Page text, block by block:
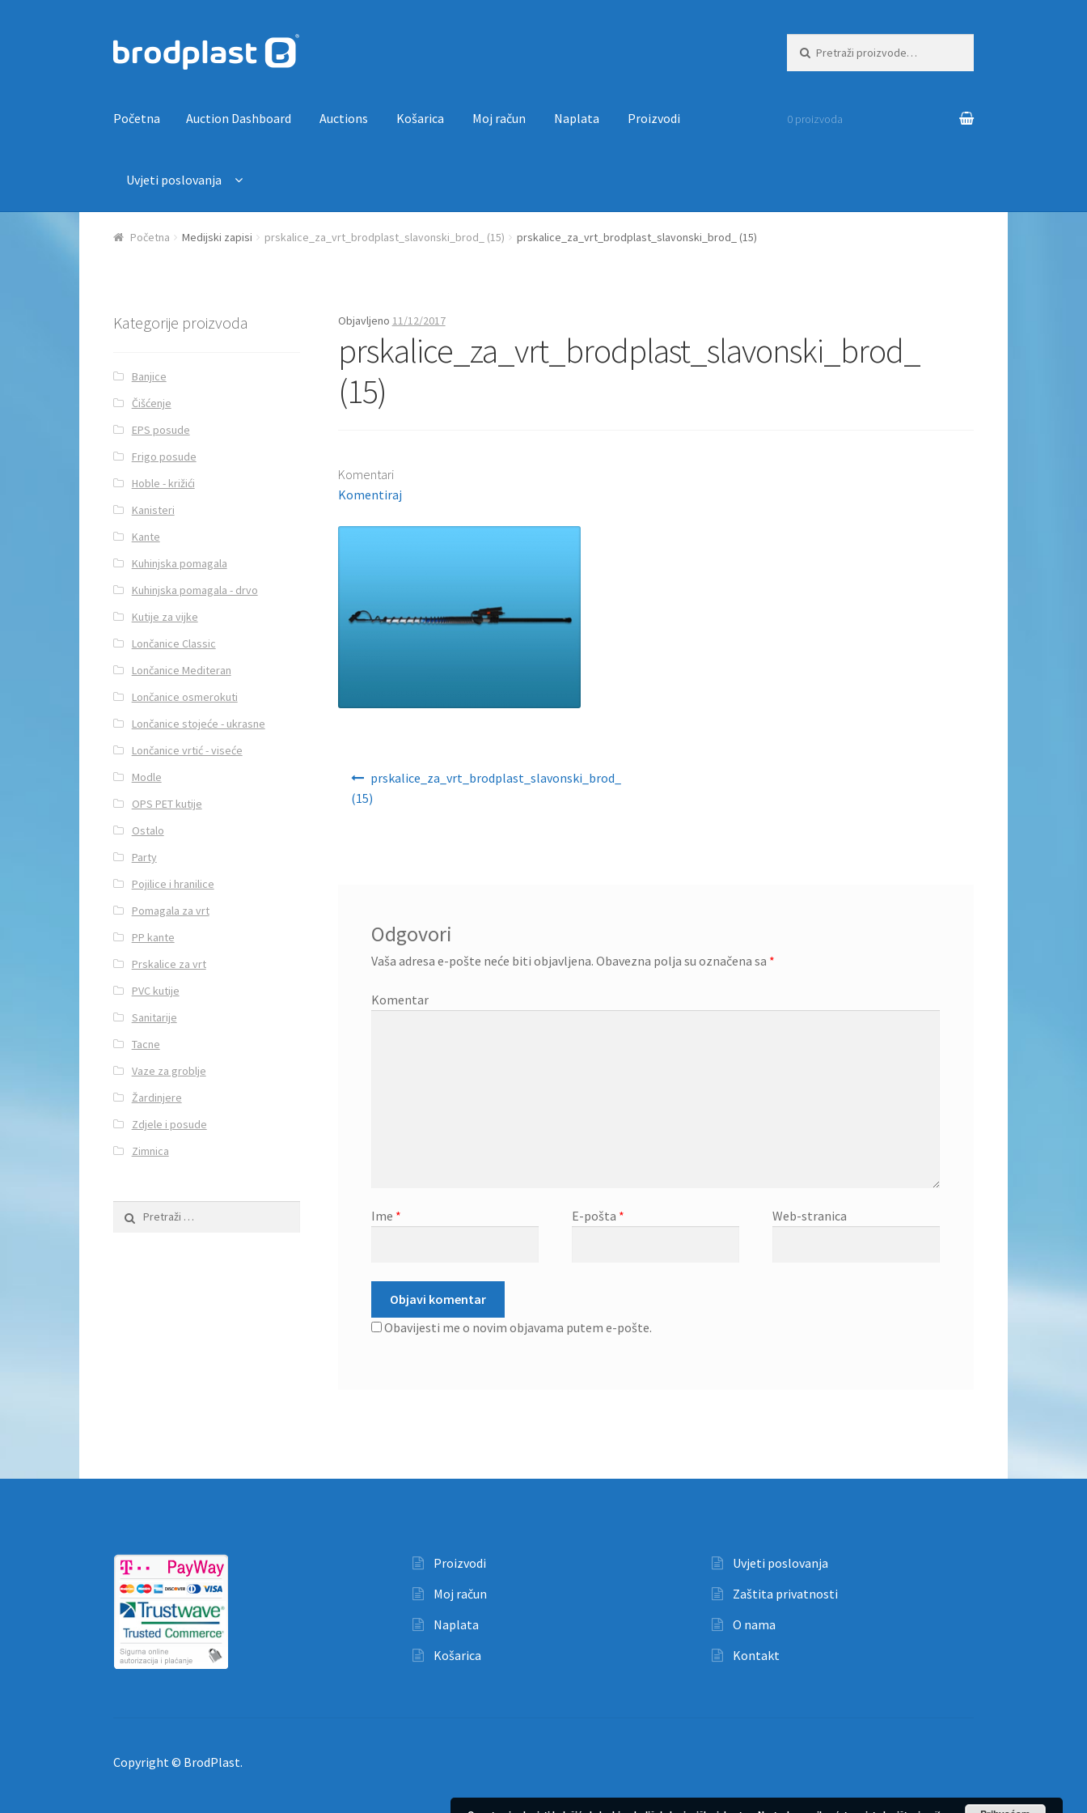
Preskoči na navigaciju
Skoči do sadržaja
Početna Auction Dashboard Auctions Košarica Moj račun Naplata Proizvodi
Uvjeti poslovanja
PočetnaAuction DashboardAuctionsKošaricaMoj računNaplataProizvodiUvjeti poslovanja
0 proizvoda
Početna Medijski zapisi prskalice_za_vrt_brodplast_slavonski_brod_ (15) prskalice_za_vrt_brodplast_slavonski_brod_ (15)
Objavljeno 11/12/2017
prskalice_za_vrt_brodplast_slavonski_brod_
(15)
Komentari
Komentiraj
Navigacija objava
prskalice_za_vrt_brodplast_slavonski_brod_
(15)
Odgovori
Vaša adresa e-pošte neće biti objavljena. Obavezna polja su označena sa *
Komentar
Ime * E-pošta * Web-stranica
Obavijesti me o novim objavama putem e-pošte.
Kategorije proizvoda
Banjice
Čišćenje
EPS posude
Frigo posude
Hoble - križići
Kanisteri
Kante
Kuhinjska pomagala
Kuhinjska pomagala - drvo
Kutije za vijke
Lončanice Classic
Lončanice Mediteran
Lončanice osmerokuti
Lončanice stojeće - ukrasne
Lončanice vrtić - viseće
Modle
OPS PET kutije
Ostalo
Party
Pojilice i hranilice
Pomagala za vrt
PP kante
Prskalice za vrt
PVC kutije
Sanitarije
Tacne
Vaze za groblje
Žardinjere
Zdjele i posude
Zimnica
Pretraži:
Proizvodi
Moj račun
Naplata
Košarica
Uvjeti poslovanja
Zaštita privatnosti
O nama
Kontakt
Copyright © BrodPlast.